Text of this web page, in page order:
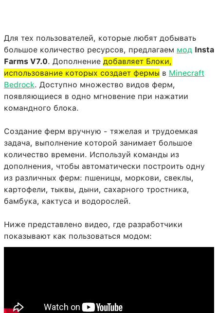
Для тех пользователей, которые любят добывать
большое количество ресурсов, предлагаем мод Insta
Farms V7.0. Дополнение добавляет Блоки,
использование которых создает фермы в Minecraft
Bedrock. Доступно множество видов ферм,
появляющиеся в одно мгновение при нажатии
командного блока.
Создание ферм вручную - тяжелая и трудоемкая
задача, выполнение которой занимает большое
количество времени. Используй команды из
дополнения, чтобы автоматически построить одну
из различных ферм: пшеницы, моркови, свеклы,
картофели, тыквы, дыни, сахарного тростника,
бамбука, кактуса и водорослей.
Ниже представлено видео, где разработчики
показывают как пользоваться модом: